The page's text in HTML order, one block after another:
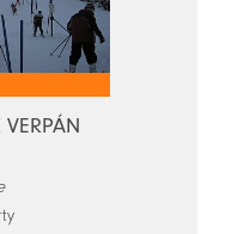
VERPÁN